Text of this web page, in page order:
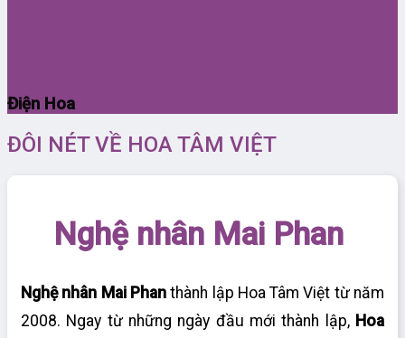
Điện Hoa
ĐÔI NÉT VỀ HOA TÂM VIỆT
Nghệ nhân Mai Phan
Nghệ nhân Mai Phanthành lập Hoa Tâm Việt từ năm
2008. Ngay từ những ngày đầu mới thành lập, Hoa